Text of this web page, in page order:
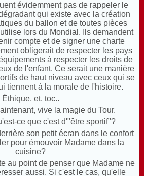
évidemment pas de rappeler le
qui existe avec la création
du ballon et de toutes pièces
lors du Mondial. Ils demandent
compte et de signer une charte
obligerait de respecter les pays
à respecter les droits de
de l'enfant. Ce serait une manière
de haut niveau avec ceux qui se
tiennent à la morale de l'histoire.
Éthique, et, toc..
vive la magie du Tour.
ce que c'est d'"être sportif"?
son petit écran dans le confort
pour émouvoir Madame dans la
cuisine?
au point de penser que Madame ne
aussi. Si c'est le cas, qu'elle